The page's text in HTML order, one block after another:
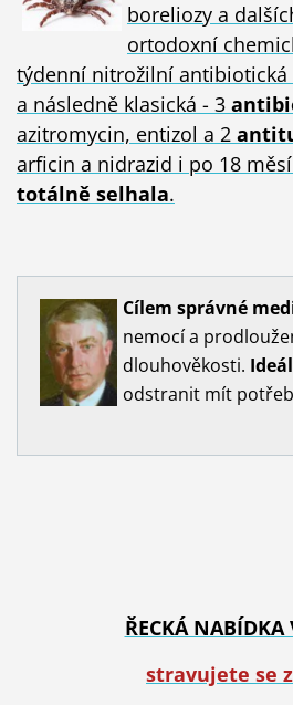
boreliozy a
ortodoxní
týdenní nitrožilní antibiotická
a následně klasická - 3
azitromycin, entizol a 2
arficin a nidrazid i po 18
totálně selhala.
Cílem správné
nemocí a
dlouhověkosti.
odstranit mít
ŘECKÁ NABÍDKA
stravujete se